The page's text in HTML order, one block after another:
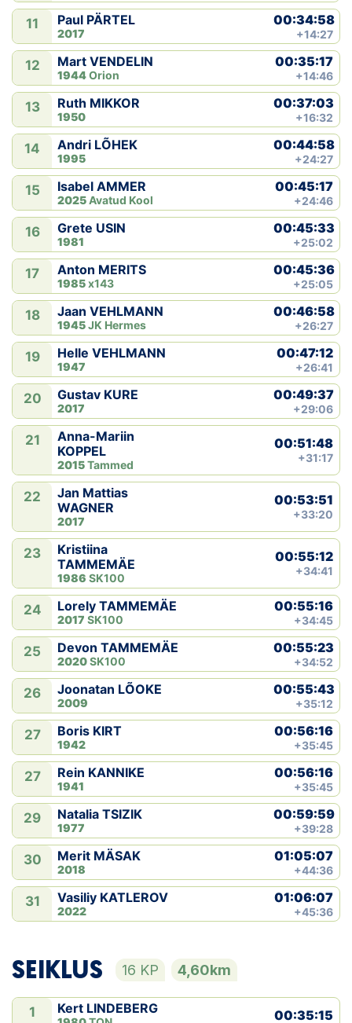
11 Paul PÄRTEL
2017
00:34:58
+14:27
12 Mart VENDELIN
1944Orion
00:35:17
+14:46
13 Ruth MIKKOR
1950
00:37:03
+16:32
14 Andri LÕHEK
1995
00:44:58
+24:27
15 Isabel AMMER
2025Avatud Kool
00:45:17
+24:46
16 Grete USIN
1981
00:45:33
+25:02
17 Anton MERITS
1985x143
00:45:36
+25:05
18 Jaan VEHLMANN
1945JK Hermes
00:46:58
+26:27
19 Helle VEHLMANN
1947
00:47:12
+26:41
20 Gustav KURE
2017
00:49:37
+29:06
21
Anna-Mariin
KOPPEL
2015Tammed
00:51:48
+31:17
22
Jan Mattias
WAGNER
2017
00:53:51
+33:20
23
Kristiina
TAMMEMÄE
1986 SK100
00:55:12
+34:41
24 Lorely TAMMEMÄE
2017 SK100
00:55:16
+34:45
25 Devon TAMMEMÄE
2020SK100
00:55:23
+34:52
26 Joonatan LÕOKE
2009
00:55:43
+35:12
27 Boris KIRT
1942
00:56:16
+35:45
27 Rein KANNIKE
1941
00:56:16
+35:45
29 Natalia TSIZIK
1977
00:59:59
+39:28
30 Merit MÄSAK
2018
01:05:07
+44:36
31 Vasiliy KATLEROV
2022
01:06:07
+45:36
SEIKLUS 16 KP 4,60km
1 Kert LINDEBERG 00:35:15